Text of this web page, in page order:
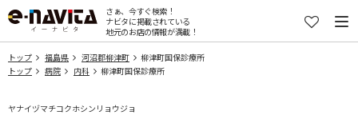
さぁ、今すぐ検索！
ナビタに掲載されている
地元のお店の情報が満載！
トップ 福島県 河沼郡柳津町
柳津町国保診療所
トップ
病院 内科 柳津町国保診療所
ヤナイヅマチコクホシンリョウジョ